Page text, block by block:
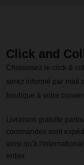
Click and
Choisissez le click &
serez informé par mail
boutique à votre
Livraison gratuite
commandes sont
ainsi qu'à
entier.